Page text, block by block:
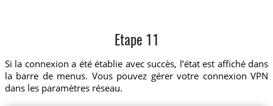
Etape 11
Si la connexion a été établie avec succès, l’état est affiché dans
la barre de menus. Vous pouvez gérer votre connexion VPN
dans les paramètres réseau.